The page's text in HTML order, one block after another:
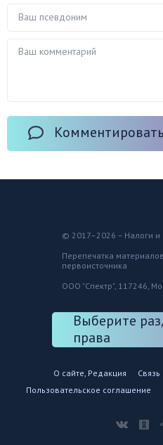
Комментировать
© 2017–2026 – Налоги и
Перепечатка
первоисточника
ООО "Спектр", 117246,
Выберите
права
О сайте, Редакция
Пользовательское соглашение